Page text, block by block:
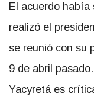
El acuerdo había
realizó el
se reunió con su
9 de abril
Yacyretá es